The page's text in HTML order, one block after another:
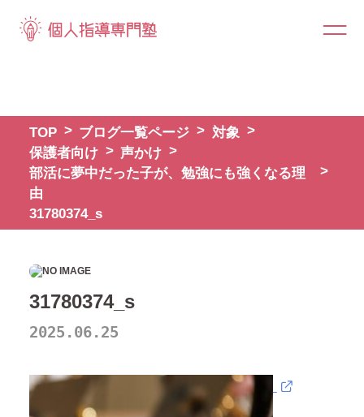
TOP ブログ一覧ページ
対象
保護者向け
声かけ
部活に夢中だった子が、勉強にも強くなる理
由
31780374_s
31780374_s
2025.06.25